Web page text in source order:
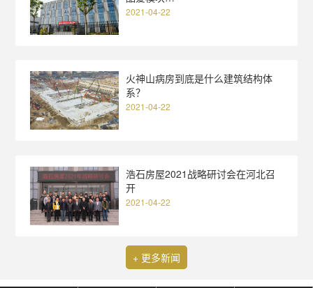
2021-04-22
火神山病房到底是什么建筑结构体
系？
2021-04-22
浩石房屋2021战略研讨会在河北召
开
2021-04-22
+ 更多新闻